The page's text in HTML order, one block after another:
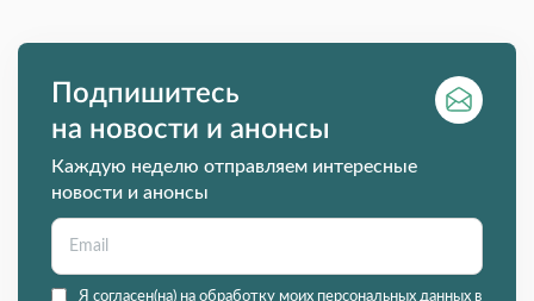
Подпишитесь
на новости и анонсы
Каждую неделю отправляем интересные
новости и анонсы
Я согласен(на) на обработку моих персональных данных в